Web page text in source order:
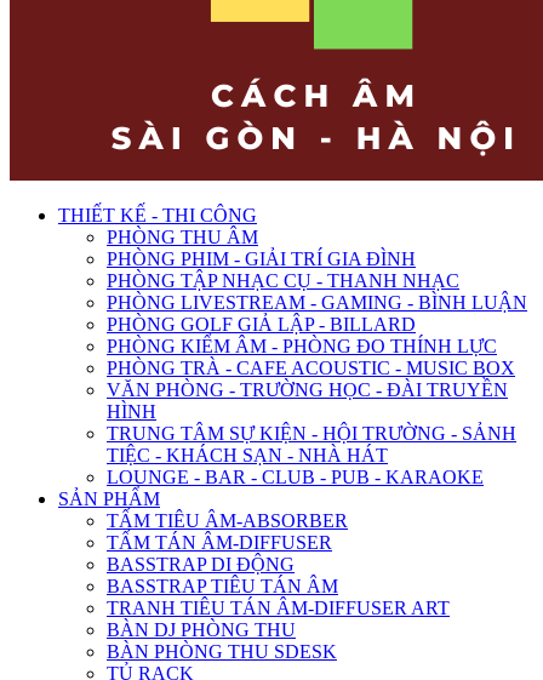
THIẾT KẾ - THI CÔNG
PHÒNG THU ÂM
PHÒNG PHIM - GIẢI TRÍ GIA ĐÌNH
PHÒNG TẬP NHẠC CỤ - THANH NHẠC
PHÒNG LIVESTREAM - GAMING - BÌNH LUẬN
PHÒNG GOLF GIẢ LẬP - BILLARD
PHÒNG KIỂM ÂM - PHÒNG ĐO THÍNH LỰC
PHÒNG TRÀ - CAFE ACOUSTIC - MUSIC BOX
VĂN PHÒNG - TRƯỜNG HỌC - ĐÀI TRUYỀN
HÌNH
TRUNG TÂM SỰ KIỆN - HỘI TRƯỜNG - SẢNH
TIỆC - KHÁCH SẠN - NHÀ HÁT
LOUNGE - BAR - CLUB - PUB - KARAOKE
SẢN PHẨM
TẤM TIÊU ÂM-ABSORBER
TẤM TÁN ÂM-DIFFUSER
BASSTRAP DI ĐỘNG
BASSTRAP TIÊU TÁN ÂM
TRANH TIÊU TÁN ÂM-DIFFUSER ART
BÀN DJ PHÒNG THU
BÀN PHÒNG THU SDESK
TỦ RACK